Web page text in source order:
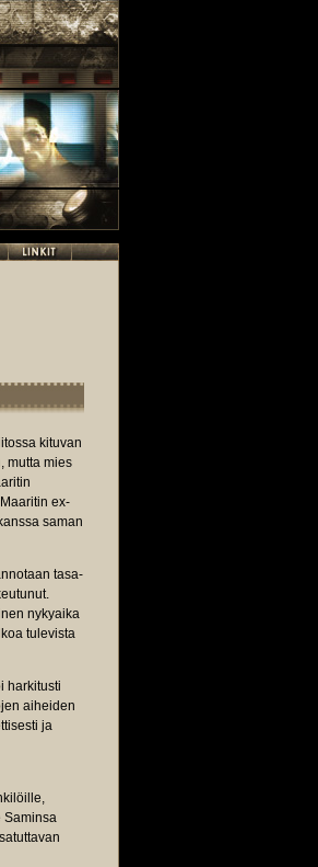
kituvan
mutta mies
ex-
saman
tasa-
nykyaika
tulevista
harkitusti
aiheiden
ja
Saminsa